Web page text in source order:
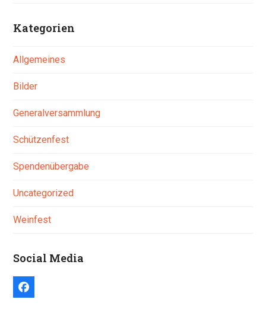
Kategorien
Allgemeines
Bilder
Generalversammlung
Schützenfest
Spendenübergabe
Uncategorized
Weinfest
Social Media
Facebook